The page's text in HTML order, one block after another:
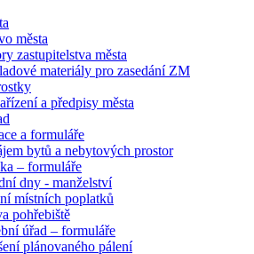
města
zastupitelstva města
materiály pro zasedání ZM
a předpisy města
a formuláře
bytů a nebytových prostor
– formuláře
dny - manželství
místních poplatků
pohřebiště
úřad – formuláře
plánovaného pálení